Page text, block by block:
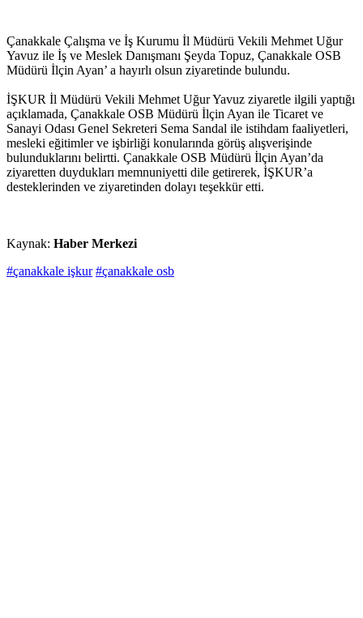
Çanakkale Çalışma ve İş Kurumu İl Müdürü Vekili Mehmet Uğur
Yavuz ile İş ve Meslek Danışmanı Şeyda Topuz, Çanakkale OSB
Müdürü İlçin Ayan’ a hayırlı olsun ziyaretinde bulundu.
İŞKUR İl Müdürü Vekili Mehmet Uğur Yavuz ziyaretle ilgili yaptığı
açıklamada, Çanakkale OSB Müdürü İlçin Ayan ile Ticaret ve
Sanayi Odası Genel Sekreteri Sema Sandal ile istihdam faaliyetleri,
mesleki eğitimler ve işbirliği konularında görüş alışverişinde
bulunduklarını belirtti. Çanakkale OSB Müdürü İlçin Ayan’da
ziyaretten duydukları memnuniyetti dile getirerek, İŞKUR’a
desteklerinden ve ziyaretinden dolayı teşekkür etti.
Kaynak: Haber Merkezi
#çanakkale işkur #çanakkale osb